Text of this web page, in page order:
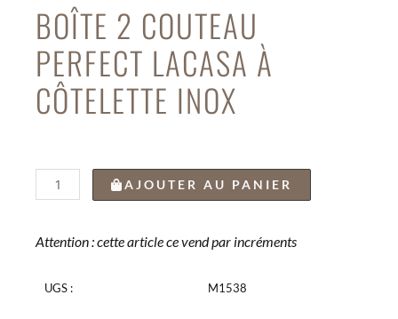
BOÎTE 2 COUTEAU
PERFECT LACASA À
CÔTELETTE INOX
quantité
de
2
PERFECT
AJOUTER AU PANIER
Attention : cette article ce vend par incréments
UGS : M1538